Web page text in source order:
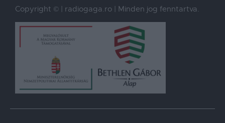
Copyright © | radiogaga.ro | Minden jog fenntartva.